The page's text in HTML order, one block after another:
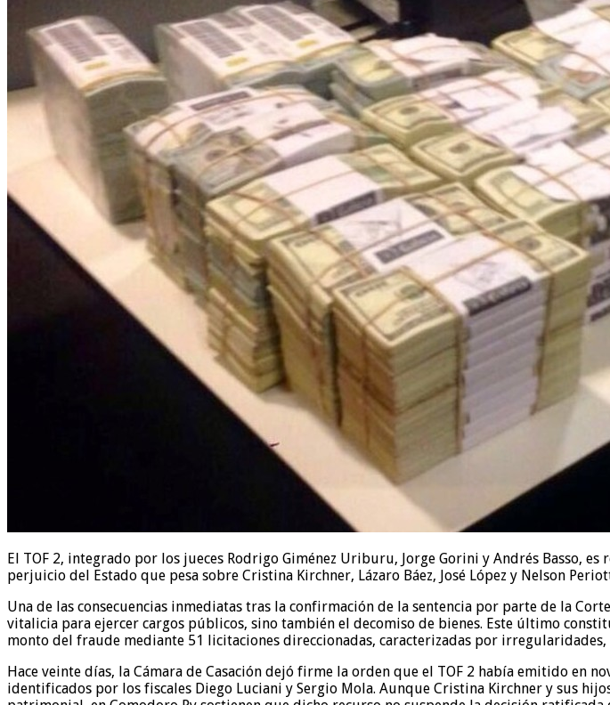
El TOF 2, integrado por los jueces Rodrigo Giménez Uriburu, Jorge Gorini y Andrés Basso,
perjuicio del Estado que pesa sobre Cristina Kirchner, Lázaro Báez, José López y Nelson
Una de las consecuencias inmediatas tras la confirmación de la sentencia por parte de la
vitalicia para ejercer cargos públicos, sino también el decomiso de bienes. Este último
monto del fraude mediante 51 licitaciones direccionadas, caracterizadas por
Hace veinte días, la Cámara de Casación dejó firme la orden que el TOF 2 había emitido en
identificados por los fiscales Diego Luciani y Sergio Mola. Aunque Cristina Kirchner y sus